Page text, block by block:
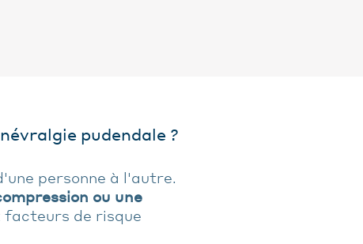
pudendale ?
personne à l'autre.
ou une
facteurs de risque